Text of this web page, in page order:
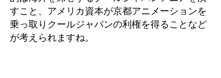
すこと、アメリカ資本が京都アニメーションを
乗っ取りクールジャパンの利権を得ることなど
が考えられますね。